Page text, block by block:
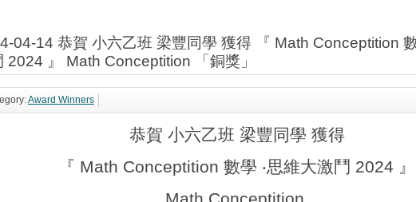
04-14 恭賀 小六乙班 梁豐同學 獲得 『 Math Conceptition
2024 』 Math Conceptition 「銅獎」
Award Winners
恭賀 小六乙班 梁豐同學 獲得
『 Math Conceptition 數學 ‧思維大激鬥 2024 』